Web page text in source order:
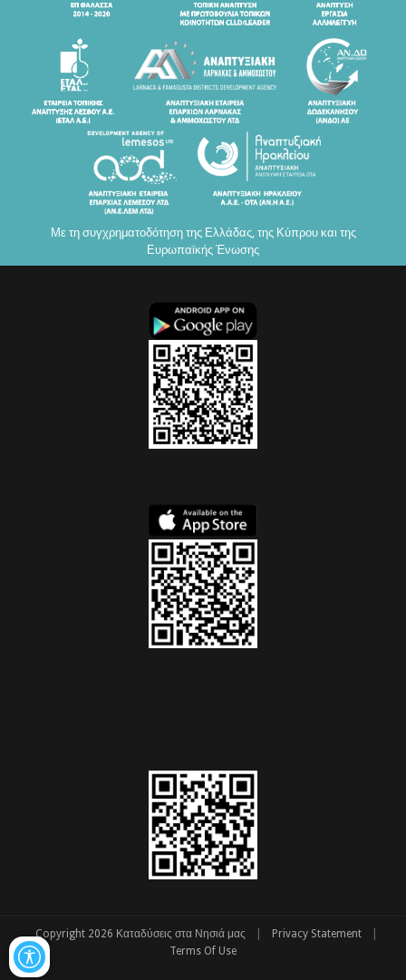
Με τη συγχρηματοδότηση της Ελλάδας, της Κύπρου και της
Ευρωπαϊκής Ένωσης
Copyright 2026 Καταδύσεις στα Νησιά μας | Privacy Statement |
Terms Of Use